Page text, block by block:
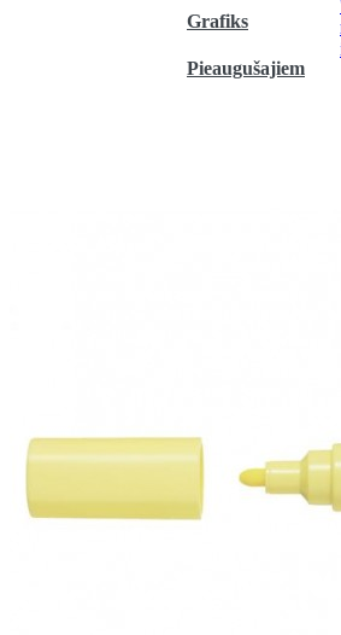
Grafiks
Pieaugušajiem